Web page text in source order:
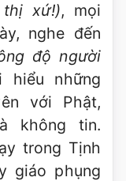
thị xứ!), mọi
nghe đến
độ người
hiểu những
với Phật,
không tin.
trong Tịnh
giáo phụng